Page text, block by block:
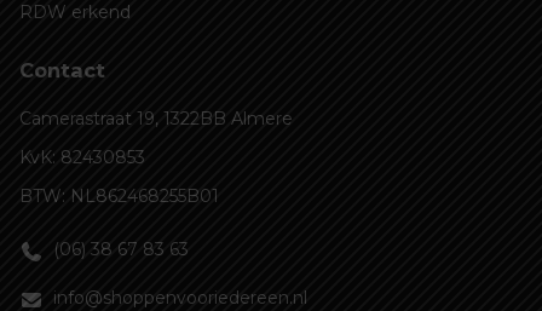
RDW erkend
Contact
Camerastraat 19, 1322BB Almere
KvK: 82430853
BTW: NL862468255B01
(06) 38 67 83 63
info@shoppenvooriedereen.nl